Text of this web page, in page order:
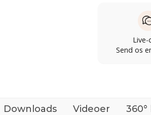
Live-
Send os
Downloads Videoer